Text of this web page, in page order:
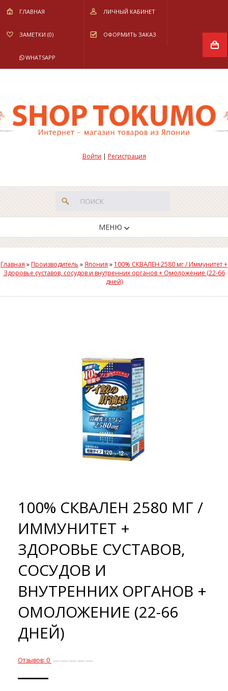
ГЛАВНАЯ ЛИЧНЫЙ КАБИНЕТ
ЗАМЕТКИ (0) ОФОРМИТЬ ЗАКАЗ
WHATSAPP
Войти | Регистрация
МЕНЮ
Главная » Производитель »Япония » 100% СКВАЛЕН 2580 мг / Иммунитет +
Здоровье суставов, сосудов и внутренних органов + Омоложение (22-66
дней)
100% СКВАЛЕН 2580 МГ /
ИММУНИТЕТ +
ЗДОРОВЬЕ СУСТАВОВ,
СОСУДОВ И
ВНУТРЕННИХ ОРГАНОВ +
ОМОЛОЖЕНИЕ (22-66
ДНЕЙ)
Отзывов: 0